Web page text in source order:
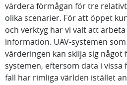
värdera förmågan för tre relativt
olika scenarier. För att öppet
och verktyg har vi valt att
information. UAV-systemen
värderingen kan skilja sig något
systemen, eftersom data i vissa
fall har rimliga världen istället